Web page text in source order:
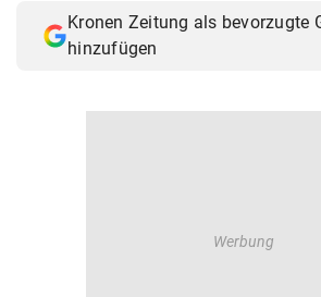
Kronen Zeitung als bevorzugte
hinzufügen